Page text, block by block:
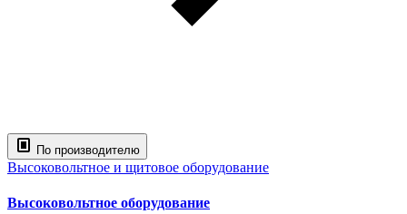
По производителю
Высоковольтное и щитовое оборудование
Высоковольтное оборудование